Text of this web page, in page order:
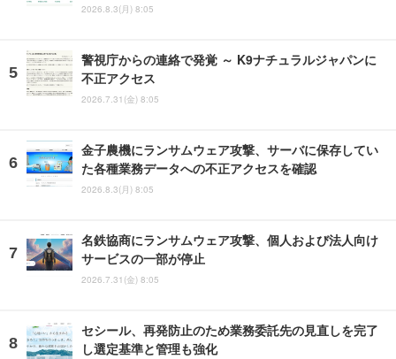
2026.8.3(月) 8:05
警視庁からの連絡で発覚 ～ K9ナチュラルジャパンに
不正アクセス
2026.7.31(金) 8:05
金子農機にランサムウェア攻撃、サーバに保存してい
た各種業務データへの不正アクセスを確認
2026.8.3(月) 8:05
名鉄協商にランサムウェア攻撃、個人および法人向け
サービスの一部が停止
2026.7.31(金) 8:05
セシール、再発防止のため業務委託先の見直しを完了
し選定基準と管理も強化